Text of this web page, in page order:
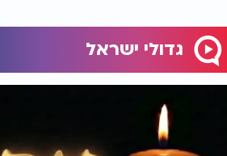
גדולי ישראל